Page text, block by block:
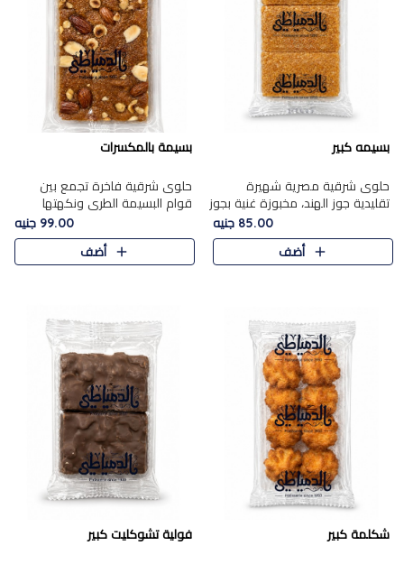
بسيمه كبير
حلوى شرقية مصرية شهيرة
تقليدية جوز الهند، مخبوزة غنية بجوز
الهند، بلمسه ذهبية وتتميز بقوامها
المرمل وطعمها اللذيذ الذي يشبه
البسبوسة. تُخبز..
85.00 جنيه
أضف
بسيمة بالمكسرات
حلوى شرقية فاخرة تجمع بين
قوام البسيمة الطري ونكهتها
الغنية، مزينة بتشكيلة مختارة من
اللوز والبندق والمكسرات الفاخرة.
مزيج متوازن من القوام ..
99.00 جنيه
أضف
شكلمة كبير فولية تشوكليت كبير